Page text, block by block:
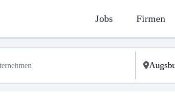
Jobs Firmen